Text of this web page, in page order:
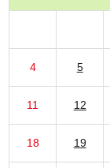
4 5
11 12
18 19